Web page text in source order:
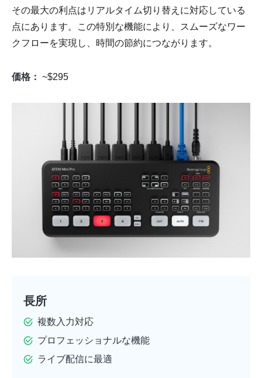
その最大の利点はリアルタイム切り替えに対応している
点にあります。この特別な機能により、スムーズなワー
クフローを実現し、時間の節約につながります。
価格： ~$295
長所
複数入力対応
プロフェッショナルな機能
ライブ配信に最適